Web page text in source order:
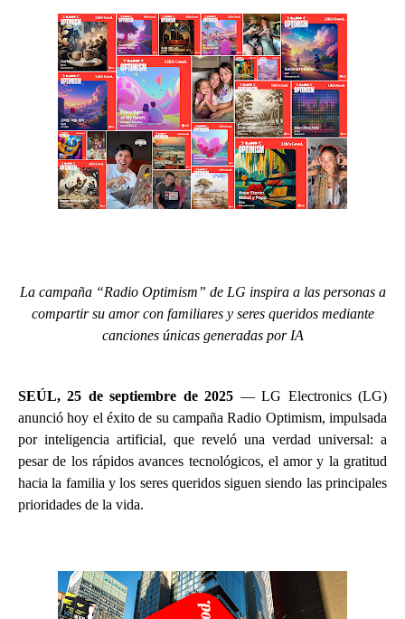
La campaña “Radio Optimism” de LG inspira a las personas a
compartir su amor con familiares y seres queridos mediante
canciones únicas generadas por IA
SEÚL, 25 de septiembre de 2025 — LG Electronics (LG)
anunció hoy el éxito de su campaña Radio Optimism, impulsada
por inteligencia artificial, que reveló una verdad universal: a
pesar de los rápidos avances tecnológicos, el amor y la gratitud
hacia la familia y los seres queridos siguen siendo las principales
prioridades de la vida.